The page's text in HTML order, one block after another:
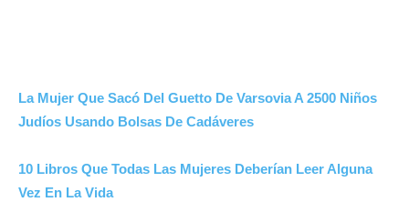
La Mujer Que Sacó Del Guetto De Varsovia A 2500 Niños
Judíos Usando Bolsas De Cadáveres
10 Libros Que Todas Las Mujeres Deberían Leer Alguna
Vez En La Vida